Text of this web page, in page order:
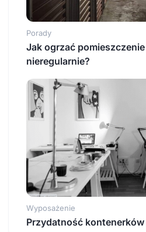
Porady
Jak ogrzać
nieregularnie?
Wyposażenie
Przydatność